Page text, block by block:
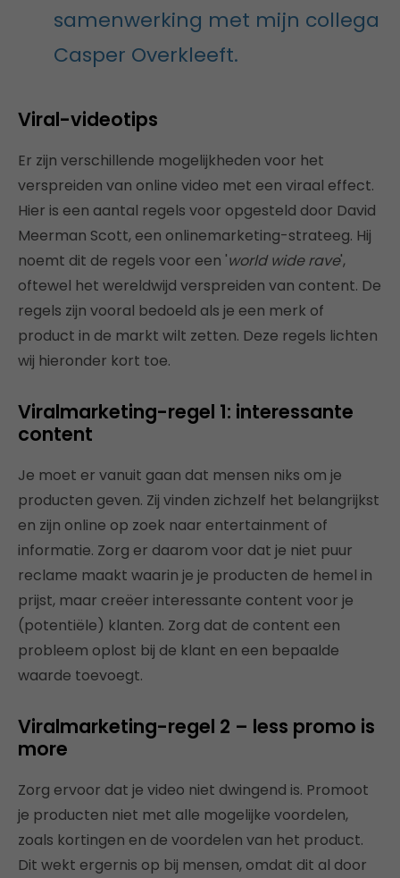
samenwerking met mijn collega
Casper Overkleeft.
Viral-videotips
Er zijn verschillende mogelijkheden voor het
verspreiden van online video met een viraal effect.
Hier is een aantal regels voor opgesteld door David
Meerman Scott, een onlinemarketing-strateeg. Hij
noemt dit de regels voor een 'world wide rave',
oftewel het wereldwijd verspreiden van content. De
regels zijn vooral bedoeld als je een merk of
product in de markt wilt zetten. Deze regels lichten
wij hieronder kort toe.
Viralmarketing-regel 1: interessante
content
Je moet er vanuit gaan dat mensen niks om je
producten geven. Zij vinden zichzelf het belangrijkst
en zijn online op zoek naar entertainment of
informatie. Zorg er daarom voor dat je niet puur
reclame maakt waarin je je producten de hemel in
prijst, maar creëer interessante content voor je
(potentiële) klanten. Zorg dat de content een
probleem oplost bij de klant en een bepaalde
waarde toevoegt.
Viralmarketing-regel 2 – less promo is
more
Zorg ervoor dat je video niet dwingend is. Promoot
je producten niet met alle mogelijke voordelen,
zoals kortingen en de voordelen van het product.
Dit wekt ergernis op bij mensen, omdat dit al door